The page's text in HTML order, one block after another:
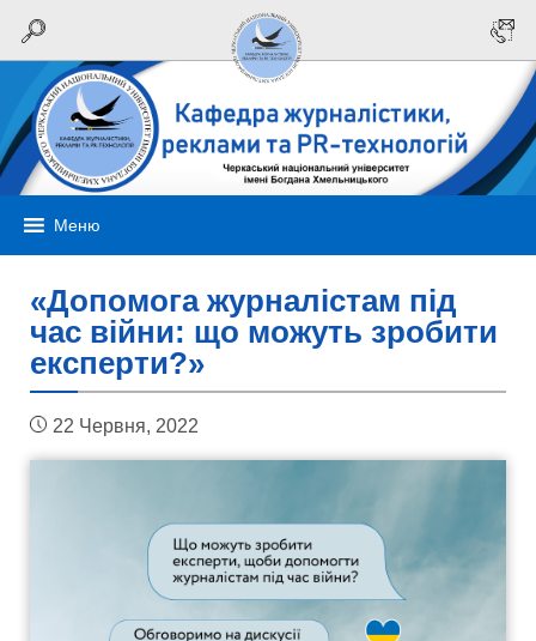
Меню
«Допомога журналістам під
час війни: що можуть зробити
експерти?»
22 Червня, 2022